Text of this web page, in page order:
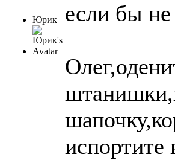
Юрик если бы
испортите